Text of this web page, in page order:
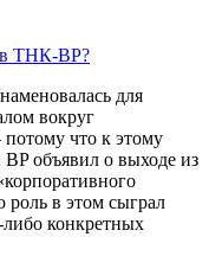
для
вокруг
что к этому
объявил о выходе из
в этом сыграл
конкретных